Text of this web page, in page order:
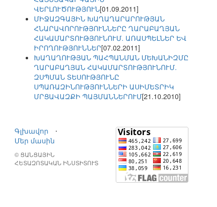
ՎԵՐԼՈՒԾՈՒԹՅՈՒՆ[01.09.2011]
ՄԻՋԱԶԳԱՅԻՆ ԽԱՂԱՂԱՐԱՐՈՒԹՅԱՆ
ՀՆԱՐԱՎՈՐՈՒԹՅՈՒՆՆԵՐԸ ՂԱՐԱԲԱՂՅԱՆ
ՀԱԿԱՄԱՐՏՈՒԹՅՈՒՆՈՒՄ. ԱՌԱՍՊԵԼՆԵՐ ԵՎ
ԻՐՈՂՈՒԹՅՈՒՆՆԵՐ[07.02.2011]
ԽԱՂԱՂՈՒԹՅԱՆ ՊԱՀՊԱՆՄԱՆ ՄԵԽԱՆԻԶՄԸ
ՂԱՐԱԲԱՂՅԱՆ ՀԱԿԱՄԱՐՏՈՒԹՅՈՒՆՈՒՄ.
ԶՍՊՄԱՆ ՏԵՍՈՒԹՅՈՒՆԸ
ՍՊԱՌԱԶԻՆՈՒԹՅՈՒՆՆԵՐԻ ԱՍԻՄԵՏՐԻԿ
ՄՐՑԱՎԱԶՔԻ ՊԱՅՄԱՆՆԵՐՈՒՄ[21.10.2010]
Գլխավոր
⋅
Մեր մասին
© ՑԱՆՑԱՅԻՆ
ՀԵՏԱԶՈՏԱԿԱՆ ԻՆՍՏԻՏՈՒՏ